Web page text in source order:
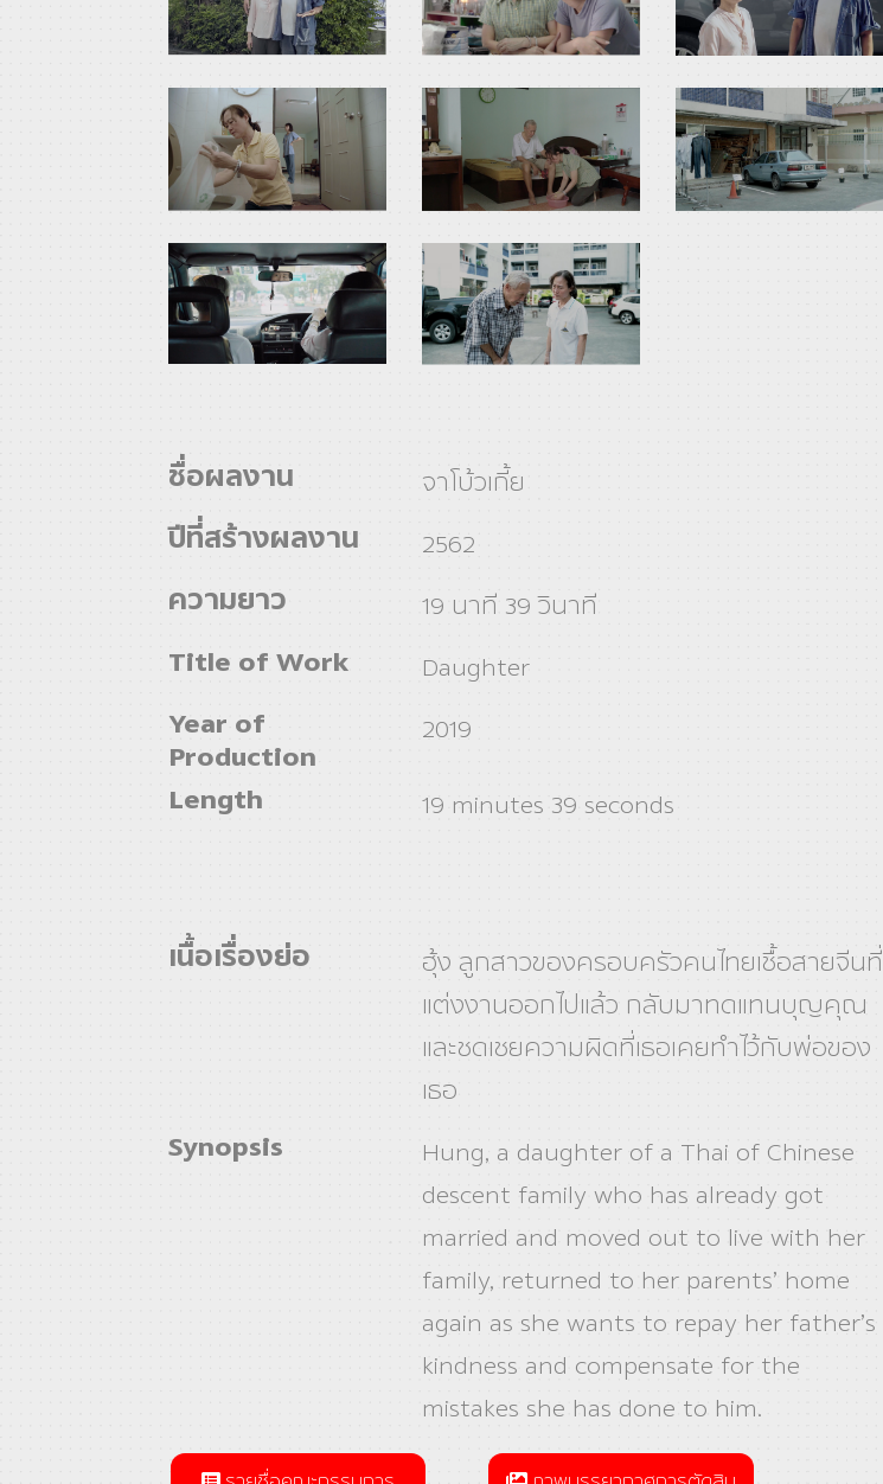
ชื่อผลงาน จาโบ้วเกี้ย
ปีที่สร้างผลงาน 2562
ความยาว 19 นาที 39 วินาที
Title of Work Daughter
Year of
Production
2019
Length 19 minutes 39 seconds
เนื้อเรื่องย่อ
ฮุ้ง ลูกสาวของครอบครัวคนไทยเชื้อสายจีนที่
แต่งงานออกไปแล้ว กลับมาทดแทนบุญคุณ
และชดเชยความผิดที่เธอเคยทำไว้กับพ่อของ
เธอ
Synopsis
Hung, a daughter of a Thai of Chinese
descent family who has already got
married and moved out to live with her
family, returned to her parents’ home
again as she wants to repay her father’s
kindness and compensate for the
mistakes she has done to him.